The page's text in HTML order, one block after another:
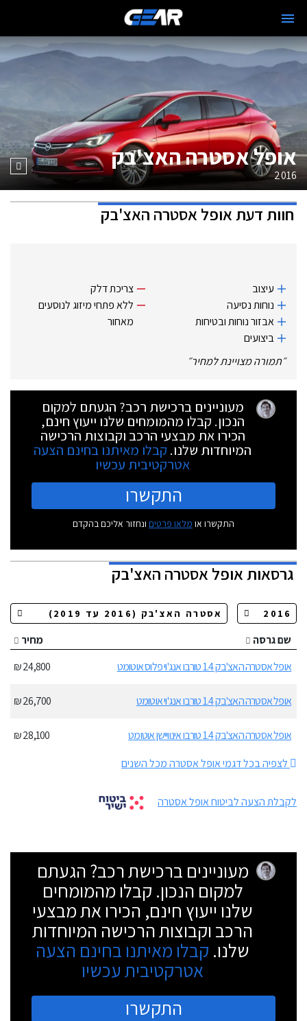
אופל אסטרה האצ'בק
2016
חוות דעתאופל אסטרה האצ'בק
עיצוב
נוחות נסיעה
אבזור נוחות ובטיחות
ביצועים
צריכת דלק
ללא פתחי מיזוג לנוסעים
מאחור
״תמורה מצויינת למחיר״
מעוניינים ברכישת רכב? הגעתם למקום
הנכון. קבלו מהמומחים שלנו ייעוץ חינם,
הכירו את מבצעי הרכב וקבוצות הרכישה
המיוחדות שלנו. קבלו מאיתנו בחינם הצעה
אטרקטיבית עכשיו
התקשרו
התקשרו או מלאו פרטים ונחזור אליכם בהקדם
גרסאותאופל אסטרה האצ'בק
שם גרסה
מחיר
אופל אסטרה האצ'בק 1.4 טורבו אנג'וי פלוס אוטומט
24,800 ₪
אופל אסטרה האצ'בק 1.4 טורבו אנג'וי אוטומט 26,700 ₪
אופל אסטרה האצ'בק 1.4 טורבו אינוויישן אוטומט
28,100 ₪
לצפיה בכל דגמי אופל אסטרה מכל השנים
לקבלת הצעה לביטוח אופל אסטרה
מעוניינים ברכישת רכב? הגעתם
למקום הנכון. קבלו מהמומחים
שלנו ייעוץ חינם, הכירו את מבצעי
הרכב וקבוצות הרכישה המיוחדות
שלנו. קבלו מאיתנו בחינם הצעה
אטרקטיבית עכשיו
התקשרו